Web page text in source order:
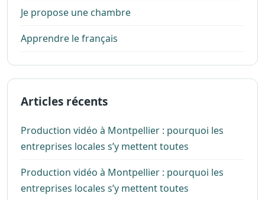
Je propose une chambre
Apprendre le français
Articles récents
Production vidéo à Montpellier : pourquoi les
entreprises locales s’y mettent toutes
Production vidéo à Montpellier : pourquoi les
entreprises locales s’y mettent toutes